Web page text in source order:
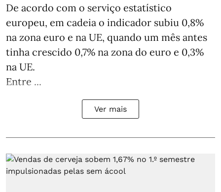
De acordo com o serviço estatístico
europeu, em cadeia o indicador subiu 0,8%
na zona euro e na UE, quando um mês antes
tinha crescido 0,7% na zona do euro e 0,3%
na UE.
Entre ...
Ver mais